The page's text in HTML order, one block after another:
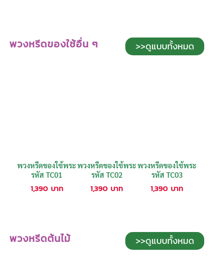
พวงหรีดของใช้อื่น ๆ >>ดูแบบทั้งหมด
พวงหรีดของใช้พระ
รหัส TC01
1,390 บาท
พวงหรีดของใช้พระ
รหัส TC02
1,390 บาท
พวงหรีดของใช้พระ
รหัส TC03
1,390 บาท
พวงหรีดต้นไม้ >>ดูแบบทั้งหมด